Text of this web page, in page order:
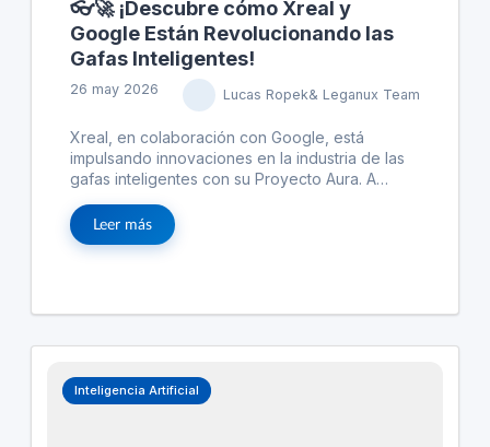
👓🚀 ¡Descubre cómo Xreal y
Google Están Revolucionando las
Gafas Inteligentes!
26 may 2026 Lucas Ropek& Leganux Team
Xreal, en colaboración con Google, está
impulsando innovaciones en la industria de las
gafas inteligentes con su Proyecto Aura. A
incómodo y el software limitado, las mejoras en
el hardware y la interfaz de usuario están
llamado 'puck'. Disponible actualmente solo
se comercialicen ampliamente antes del final del
año, con una IPO planificada antes del término
Leer más
Inteligencia Artificial